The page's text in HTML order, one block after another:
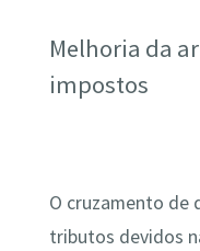
Melhoria da
impostos
O cruzamento de
tributos devidos